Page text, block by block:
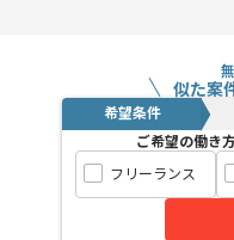
似た案
希望条件
ご希望の働き
フリーランス